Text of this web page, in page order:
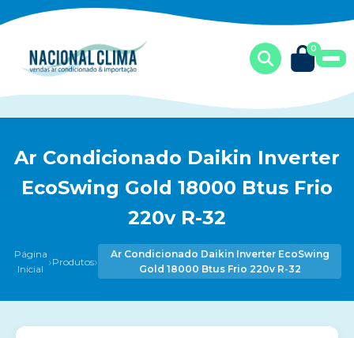
0
Ar Condicionado Daikin Inverter
EcoSwing Gold 18000 Btus Frio
220v R-32
Página
Inicial ›Produtos›
Ar Condicionado Daikin Inverter EcoSwing
Gold 18000 Btus Frio 220v R-32